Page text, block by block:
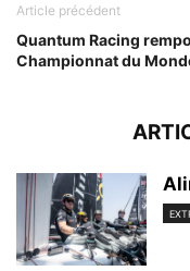
Article précédent
Quantum Racing
Championnat du